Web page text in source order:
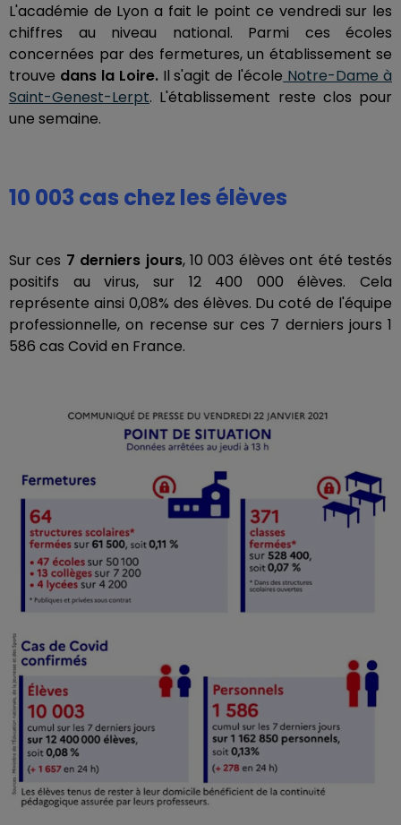
L'académie de Lyon a fait le point ce vendredi sur les
chiffres au niveau national. Parmi ces écoles
concernées par des fermetures, un établissement se
trouve dans la Loire.Il s'agit de l'école Notre-Dame à
Saint-Genest-Lerpt. L'établissement reste clos pour
une semaine.
10 003 cas chez les élèves
Sur ces 7 derniers jours, 10 003 élèves ont été testés
positifs au virus, sur 12 400 000 élèves. Cela
représente ainsi 0,08% des élèves. Du coté de l'équipe
professionnelle, on recense sur ces 7 derniers jours 1
586 cas Covid en France.